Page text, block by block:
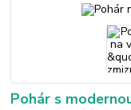
Pohár s